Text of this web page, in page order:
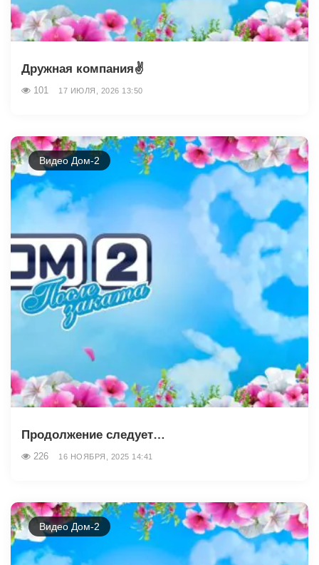
Дружная компания✌️
101 17 ИЮЛЯ, 2026 13:50
Видео Дом-2
Продолжение следует…
226 16 НОЯБРЯ, 2025 14:41
Видео Дом-2